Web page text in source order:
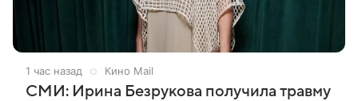
1 час назад Кино Mail
СМИ: Ирина Безрукова получила травму